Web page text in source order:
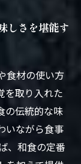
しさを堪能す
食材の使い方
を取り入れた
の伝統的な味
いながら食事
、和食の定番